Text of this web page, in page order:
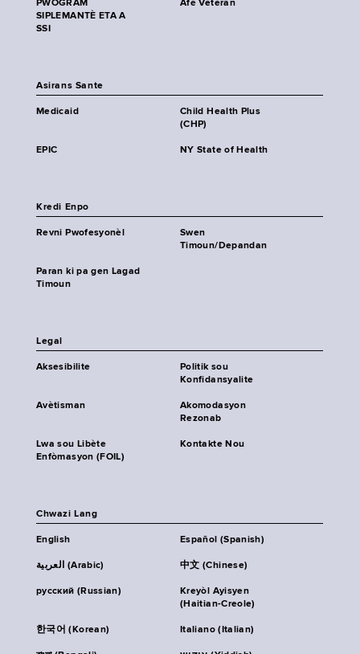
PWOGRAM
SIPLEMANTÈ ETA A
SSI
Afè Veteran
Asirans Sante
Medicaid
Child Health Plus
(CHP)
EPIC NY State of Health
Kredi Enpo
Revni Pwofesyonèl
Swen
Timoun/Depandan
Paran ki pa gen Lagad
Timoun
Legal
Aksesibilite
Politik sou
Konfidansyalite
Avètisman
Akomodasyon
Rezonab
Lwa sou Libète
Enfòmasyon (FOIL)
Kontakte Nou
Chwazi Lang
English Español (Spanish)
العربية (Arabic) 中文 (Chinese)
русский (Russian)
Kreyòl Ayisyen
(Haitian-Creole)
한국어 (Korean) Italiano (Italian)